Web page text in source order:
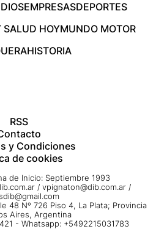
EMPRESASDEPORTES
SALUD HOYMUNDO MOTOR
HISTORIA
RSS
y Condiciones
de cookies
de Inicio: Septiembre 1993
/ vpignaton@dib.com.ar /
48 Nº 726 Piso 4, La Plata; Provincia
Aires, Argentina
- Whatsapp: +5492215031783